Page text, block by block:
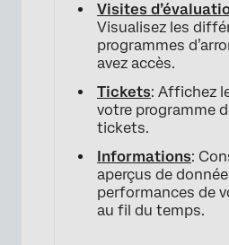
Visites
Visualisez les
programmes
avez accès.
Tickets: Affichez
votre programme
tickets.
Informations:
aperçus de
performances de
au fil du temps.